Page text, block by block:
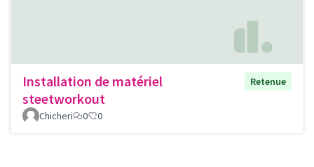
Installation de matériel
steetworkout
Retenue
Chicheri 0 0